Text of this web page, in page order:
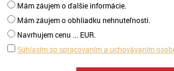
Mám záujem o ďalšie informácie.
Mám záujem o obhliadku nehnuteľnosti.
Navrhujem cenu ... EUR.
Súhlasím so spracovaním a uchovávaním